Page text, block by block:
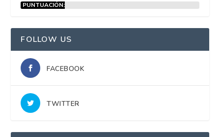
PUNTUACIÓN:
FOLLOW US
FACEBOOK
TWITTER